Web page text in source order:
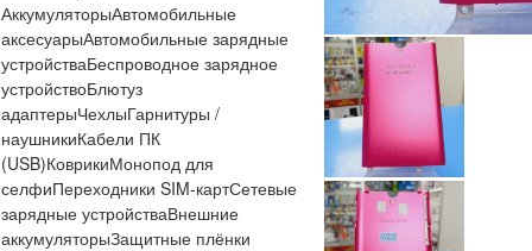
АккумуляторыАвтомобильные
аксесуарыАвтомобильные зарядные
устройстваБеспроводное зарядное
устройствоБлютуз
адаптерыЧехлыГарнитуры /
наушникиКабели ПК
(USB)КоврикиМонопод для
селфиПереходники SIM-картСетевые
зарядные устройстваВнешние
аккумуляторыЗащитные плёнки